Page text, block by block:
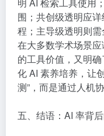
明 AI 检索工具使用
围；共创级透明应
程；主导级透明则
在大多数学术场景
的工具价值，又明
化 AI 素养培养，让
测”，而是通过人机
五、结语：AI 率背